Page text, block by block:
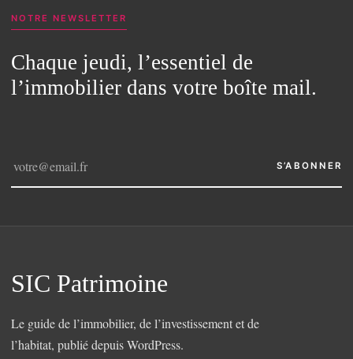
NOTRE NEWSLETTER
Chaque jeudi, l’essentiel de
l’immobilier dans votre boîte mail.
S’ABONNER
SIC Patrimoine
Le guide de l’immobilier, de l’investissement et de
l’habitat, publié depuis WordPress.